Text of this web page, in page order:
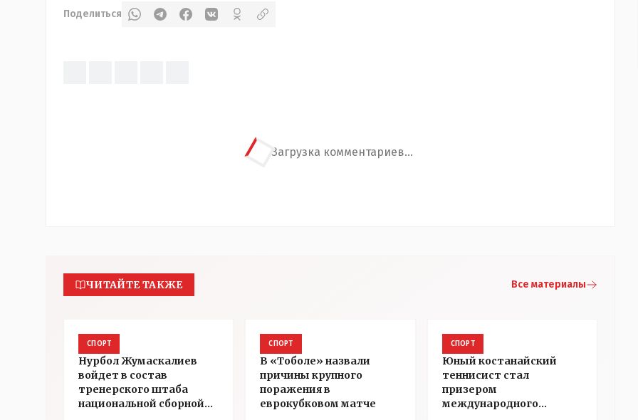
Поделиться
Загрузка комментариев...
ЧИТАЙТЕ ТАКЖЕ Все материалы
СПОРТ
Нурбол Жумаскалиев
войдет в состав
тренерского штаба
национальной сборной
СПОРТ
В «Тоболе» назвали
причины крупного
поражения в
еврокубковом матче
СПОРТ
Юный костанайский
теннисист стал
призером
международного